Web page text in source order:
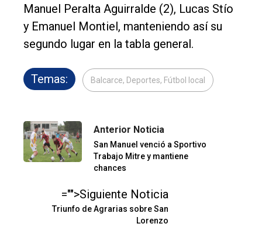
Nosotros
Contacto
Manuel Peralta Aguirralde (2), Lucas Stío
y Emanuel Montiel, manteniendo así su
segundo lugar en la tabla general.
Temas: Balcarce, Deportes, Fútbol local
Anterior Noticia
San Manuel venció a Sportivo
Trabajo Mitre y mantiene
chances
="">Siguiente Noticia
Triunfo de Agrarias sobre San
Lorenzo